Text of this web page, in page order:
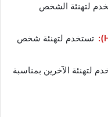
لتهنئة الشخص
تستخدم لتهنئة شخص
لتهنئة الآخرين بمناسبة